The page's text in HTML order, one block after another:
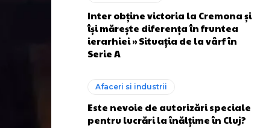
Inter obține victoria la Cremona și
își mărește diferența în fruntea
ierarhiei » Situația de la vârf în
Serie A
Afaceri si industrii
Este nevoie de autorizări speciale
pentru lucrări la înălțime în Cluj?